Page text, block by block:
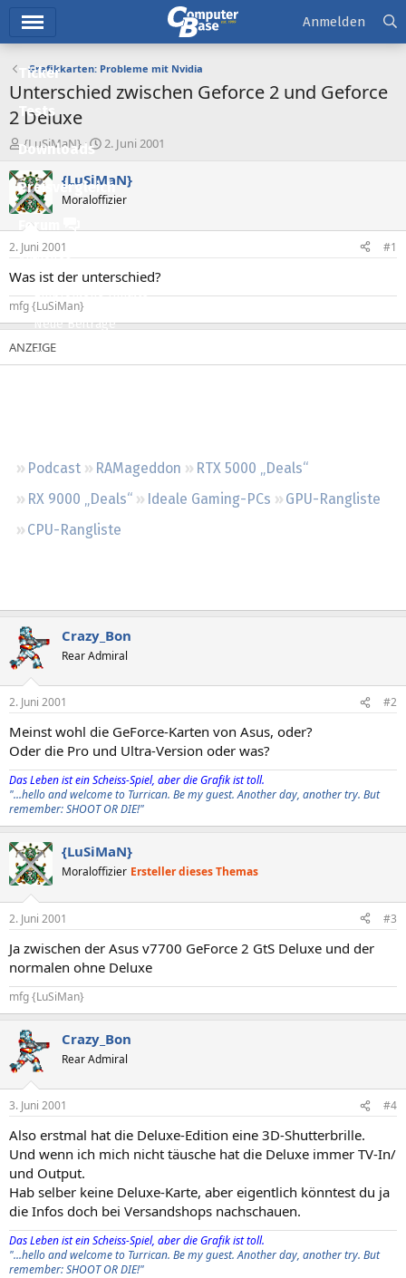
Ticker
Tests
Downloads
Preisvergleich
Forum
Aktuelles
Empfohlene Inhalte
Neue Beiträge
Neueste Aktivitäten
Podcast RAMageddon
RTX 5000 „Deals“
RX 9000 „Deals“
Ideale Gaming-PCs
GPU-Rangliste
CPU-Rangliste
Anmelden
Grafikkarten: Probleme mit Nvidia
Unterschied zwischen Geforce 2 und Geforce
2 Deluxe
E
r
s
t
e
e
r
{LuSiMaN}
E
s
t
e
t
a
2. Juni 2001
{LuSiMaN}
Moraloffizier
2. Juni 2001 #1
Was ist der unterschied?
mfg {LuSiMan}
Crazy_Bon
Rear Admiral
2. Juni 2001 #2
Meinst wohl die GeForce-Karten von Asus, oder?
Oder die Pro und Ultra-Version oder was?
Das Leben ist ein Scheiss-Spiel, aber die Grafik ist toll.
"...hello and welcome to Turrican. Be my guest. Another day, another try. But
remember: SHOOT OR DIE!"
{LuSiMaN}
Moraloffizier Ersteller dieses Themas
2. Juni 2001 #3
Ja zwischen der Asus v7700 GeForce 2 GtS Deluxe und der
normalen ohne Deluxe
mfg {LuSiMan}
Crazy_Bon
Rear Admiral
3. Juni 2001 #4
Also erstmal hat die Deluxe-Edition eine 3D-Shutterbrille.
Und wenn ich mich nicht täusche hat die Deluxe immer TV-In/
und Output.
Hab selber keine Deluxe-Karte, aber eigentlich könntest du ja
die Infos doch bei Versandshops nachschauen.
Das Leben ist ein Scheiss-Spiel, aber die Grafik ist toll.
"...hello and welcome to Turrican. Be my guest. Another day, another try. But
remember: SHOOT OR DIE!"